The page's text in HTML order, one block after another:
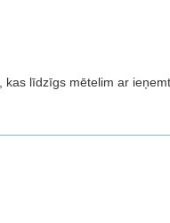
līdzīgs mētelim ar